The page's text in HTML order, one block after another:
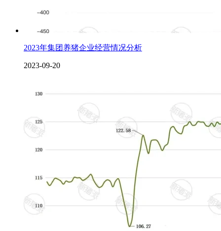
2023年集团养猪企业经营情况分析
2023-09-20